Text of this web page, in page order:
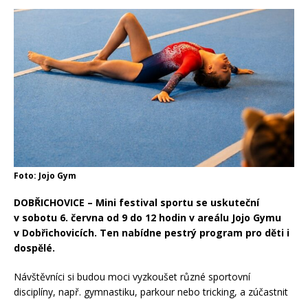
Foto: Jojo Gym
DOBŘICHOVICE – Mini festival sportu se uskuteční
v sobotu 6. června od 9 do 12 hodin v areálu Jojo Gymu
v Dobřichovicích. Ten nabídne pestrý program pro děti i
dospělé.
Návštěvníci si budou moci vyzkoušet různé sportovní
disciplíny, např. gymnastiku, parkour nebo tricking, a zúčastnit